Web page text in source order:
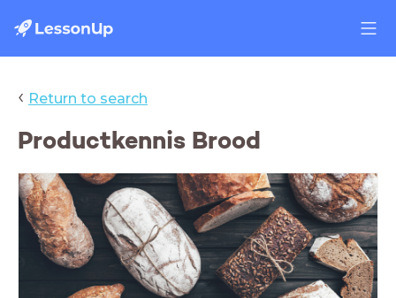
‹ Return to search
Productkennis Brood